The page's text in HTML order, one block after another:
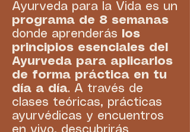
Ayurveda para la Vida es un
programa de 8 semanas
donde aprenderás
los
principios esenciales del
Ayurveda para aplicarlos
de forma práctica en tu
día a día. A través de
clases teóricas, prácticas
ayurvédicas y encuentros